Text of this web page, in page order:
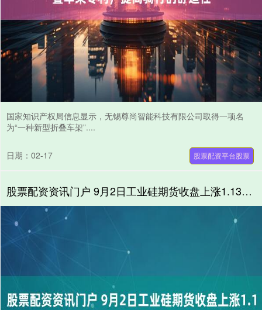
国家知识产权局信息显示，无锡尊尚智能科技有限公司取得一项名
为“一种新型折叠车架”....
日期：02-17 股票配资平台股票
股票配资资讯门户 9月2日工业硅期货收盘上涨1.13%，报8470元